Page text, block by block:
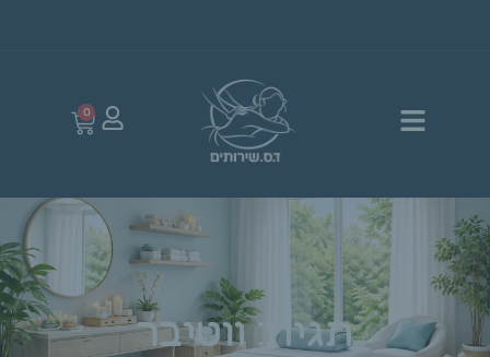
0
תגית: ווטיבר